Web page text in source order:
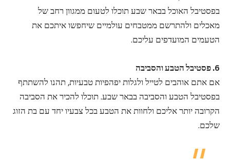
בפסטיבל האוכל בבאר שבע תוכלו לטעום ממגוון רחב של
מאכלים ולהתרשם ממטבחים עולמיים שיחפשו איתכם את
הטעמים המועדפים עליכם.
6. פסטיבל הטבע והסביבה
אם אתם אוהבים לטייל ולגלות יפהפיות טבעיות, תהנו להשתתף
בפסטיבל הטבע והסביבה בבאר שבע. תוכלו להכיר את הסביבה
הקרובה יותר אליכם ולחוות את הטבע בכל צבעיו יחד עם בת הזוג
שלכם.